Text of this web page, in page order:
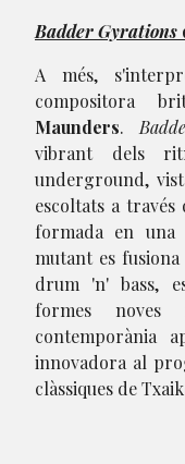
Badder Gyrations
A més,
compositora
Maunders.
vibrant dels
underground,
escoltats a
formada en
mutant es
drum 'n' bass,
formes noves
contemporània
innovadora al
clàssiques de